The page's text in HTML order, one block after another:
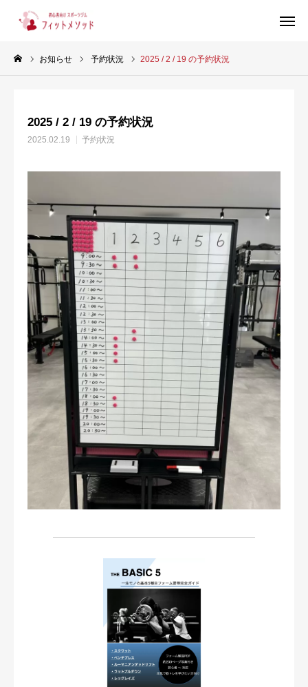
お知らせ 予約状況 2025 / 2 / 19 の予約状況
2025 / 2 / 19 の予約状況
2025.02.19 予約状況
当ジムについて
ブログ
店舗情報
お問い合わせ・ご予約
会則等